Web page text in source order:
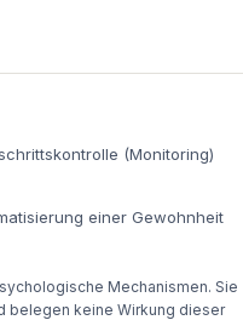
(Monitoring)
einer Gewohnheit
Mechanismen. Sie
belegen keine Wirkung dieser